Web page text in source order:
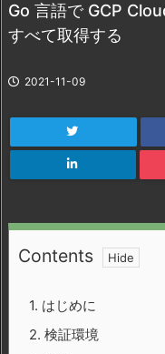
Go 言語で GCP
すべて取得する
2021-11-09
Contents
1. はじめに
2. 検証環境